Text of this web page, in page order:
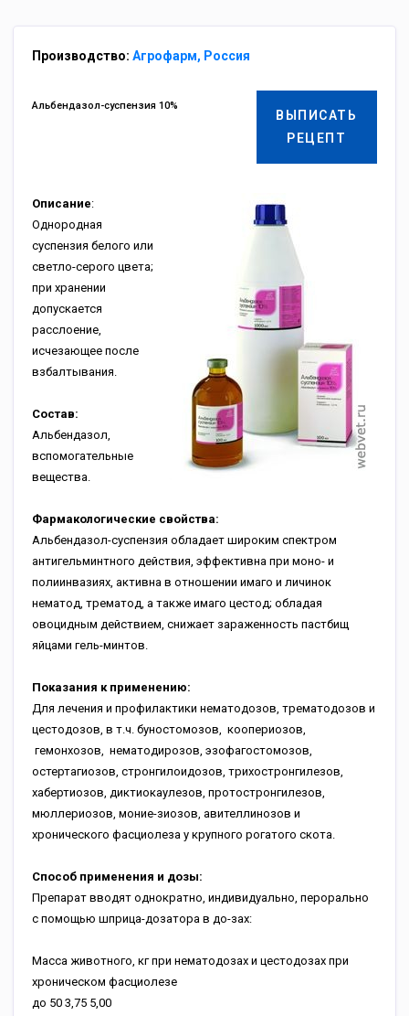
Производство: Агрофарм, Россия
ВЫПИСАТЬ
РЕЦЕПТ
Альбендазол-суспензия 10%
Описание:
Однородная
суспензия белого или
светло-серого цвета;
при хранении
допускается
расслоение,
исчезающее после
взбалтывания.
Состав:
Альбендазол,
вспомогательные
вещества.
Фармакологические свойства:
Альбендазол-суспензия обладает широким спектром
антигельминтного действия, эффективна при моно- и
полиинвазиях, активна в отношении имаго и личинок
нематод, трематод, а также имаго цестод; обладая
овоцидным действием, снижает зараженность пастбищ
яйцами гель-минтов.
Показания к применению:
Для лечения и профилактики нематодозов, трематодозов и
цестодозов, в т.ч. буностомозов, коопериозов,
гемонхозов, нематодирозов, эзофагостомозов,
остертагиозов, стронгилоидозов, трихостронгилезов,
хабертиозов, диктиокаулезов, протостронгилезов,
мюллериозов, моние-зиозов, авителлинозов и
хронического фасциолеза у крупного рогатого скота.
Способ применения и дозы:
Препарат вводят однократно, индивидуально, перорально
с помощью шприца-дозатора в до-зах:
Масса животного, кг при нематодозах и цестодозах при
хроническом фасциолезе
до 50 3,75 5,00